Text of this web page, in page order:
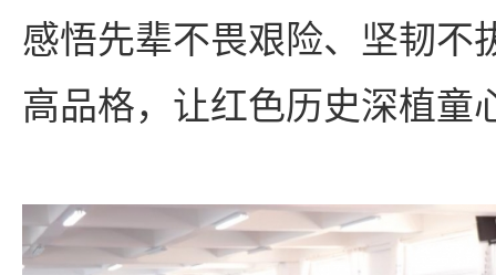
感悟先辈不畏艰险、坚韧不
高品格，让红色历史深植童